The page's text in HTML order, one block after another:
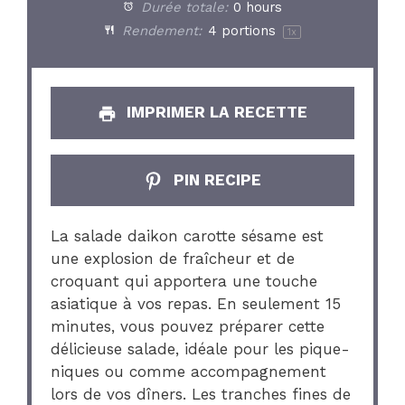
Durée totale: 0 hours
Rendement: 4 portions 1 x
IMPRIMER LA RECETTE
PIN RECIPE
La salade daikon carotte sésame est
une explosion de fraîcheur et de
croquant qui apportera une touche
asiatique à vos repas. En seulement 15
minutes, vous pouvez préparer cette
délicieuse salade, idéale pour les pique-
niques ou comme accompagnement
lors de vos dîners. Les tranches fines de